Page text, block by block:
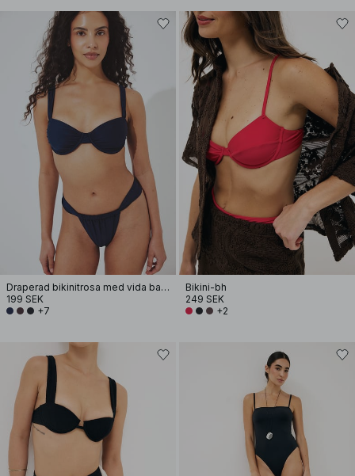
Draperad bikinitrosa med vida band
199 SEK
+7
Bikini-bh
249 SEK
+2